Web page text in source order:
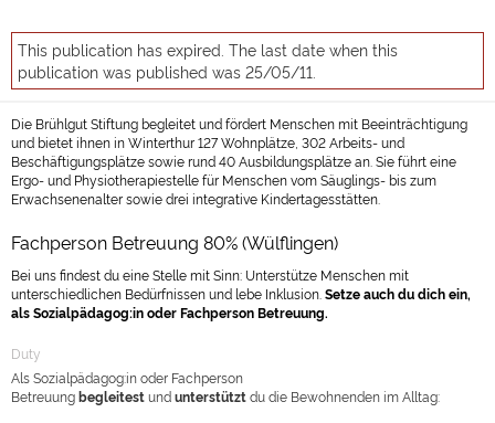
This publication has expired. The last date when this
publication was published was 25/05/11.
Die Brühlgut Stiftung begleitet und fördert Menschen mit Beeinträchtigung
und bietet ihnen in Winterthur 127 Wohnplätze, 302 Arbeits- und
Beschäftigungsplätze sowie rund 40 Ausbildungsplätze an. Sie führt eine
Ergo- und Physiotherapiestelle für Menschen vom Säuglings- bis zum
Erwachsenenalter sowie drei integrative Kindertagesstätten.
Fachperson Betreuung 80% (Wülflingen)
Bei uns findest du eine Stelle mit Sinn: Unterstütze Menschen mit
unterschiedlichen Bedürfnissen und lebe Inklusion. Setze auch du dich ein,
alsSozialpädagog:in oder Fachperson Betreuung.
Duty
Als Sozialpädagog:in oder Fachperson
Betreuungbegleitestundunterstütztdu die Bewohnenden im Alltag: